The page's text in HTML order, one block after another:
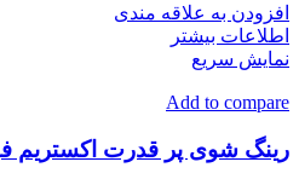
افزودن به علاقه مندی
اطلاعات بیشتر
نمایش سریع
Add to compare
رینگ شوی پر قدرت